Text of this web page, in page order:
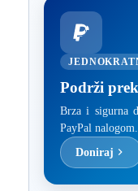
Podrži
Brza i sigurna
PayPal nalogom.
Doniraj